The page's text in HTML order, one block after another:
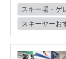
スキー場・ゲ
スキーヤーお